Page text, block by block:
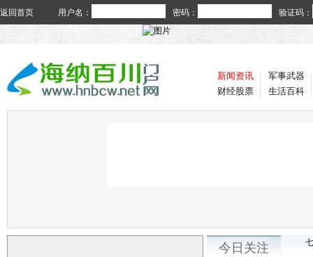
返回首页 用户名： 密码： 验证码：
新闻资讯
财经股票
军事武器
生活百科
今日关注